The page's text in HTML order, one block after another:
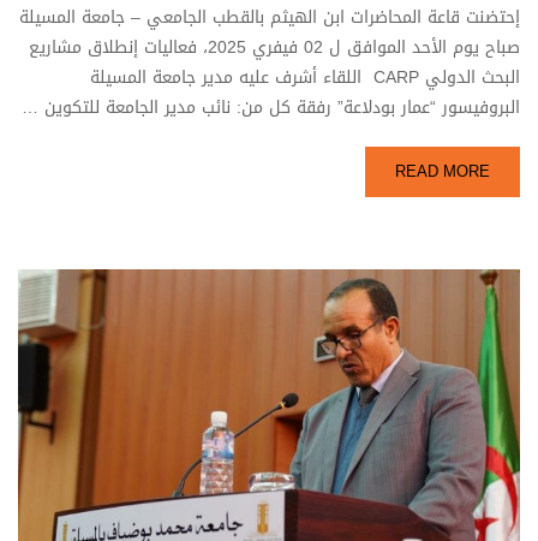
إحتضنت قاعة المحاضرات ابن الهيثم بالقطب الجامعي – جامعة المسيلة
صباح يوم الأحد الموافق ل 02 فيفري 2025، فعاليات إنطلاق مشاريع
البحث الدولي CARP اللقاء أشرف عليه مدير جامعة المسيلة
البروفيسور “عمار بودلاعة” رفقة كل من: نائب مدير الجامعة للتكوين …
READ MORE